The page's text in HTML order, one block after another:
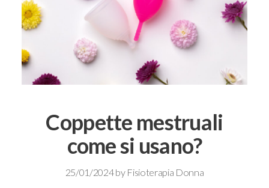
Coppette mestruali
come si usano?
25/01/2024by Fisioterapia Donna